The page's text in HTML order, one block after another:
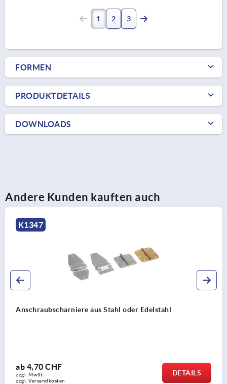
1 2 3
FORMEN
PRODUKTDETAILS
DOWNLOADS
Andere Kunden kauften auch
Scharniere Edelstahl
ab
zzgl. Versandkosten